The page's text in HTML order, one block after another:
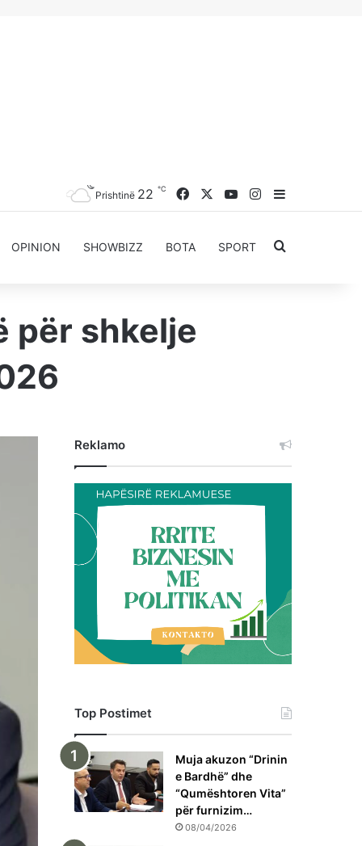
Prishtinë 22 ℃ FacebookYouTubeInstagram
Sidebar
OPINION SHOWBIZZ BOTA SPORT Kërkoni
për shkelje
Reklamo
Top Postimet
Muja akuzon “Drinin
e Bardhë” dhe
“Qumështoren Vita”
për furnizim…
08/04/2026